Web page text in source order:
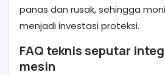
panas dan rusak, sehingga
menjadi investasi proteksi.
FAQ teknis seputar
mesin